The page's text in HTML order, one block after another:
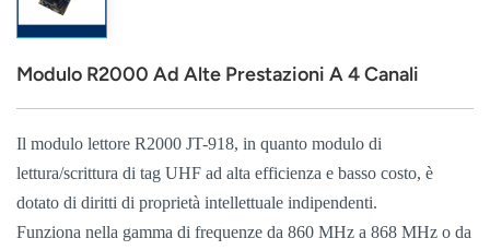
Melayu
แบบไทย
Tiếng Việt
Modulo R2000 Ad Alte Prestazioni A 4 Canali
Il modulo lettore R2000 JT-918, in quanto modulo di
lettura/scrittura di tag UHF ad alta efficienza e basso costo, è
dotato di diritti di proprietà intellettuale indipendenti.
Funziona nella gamma di frequenze da 860 MHz a 868 MHz o da